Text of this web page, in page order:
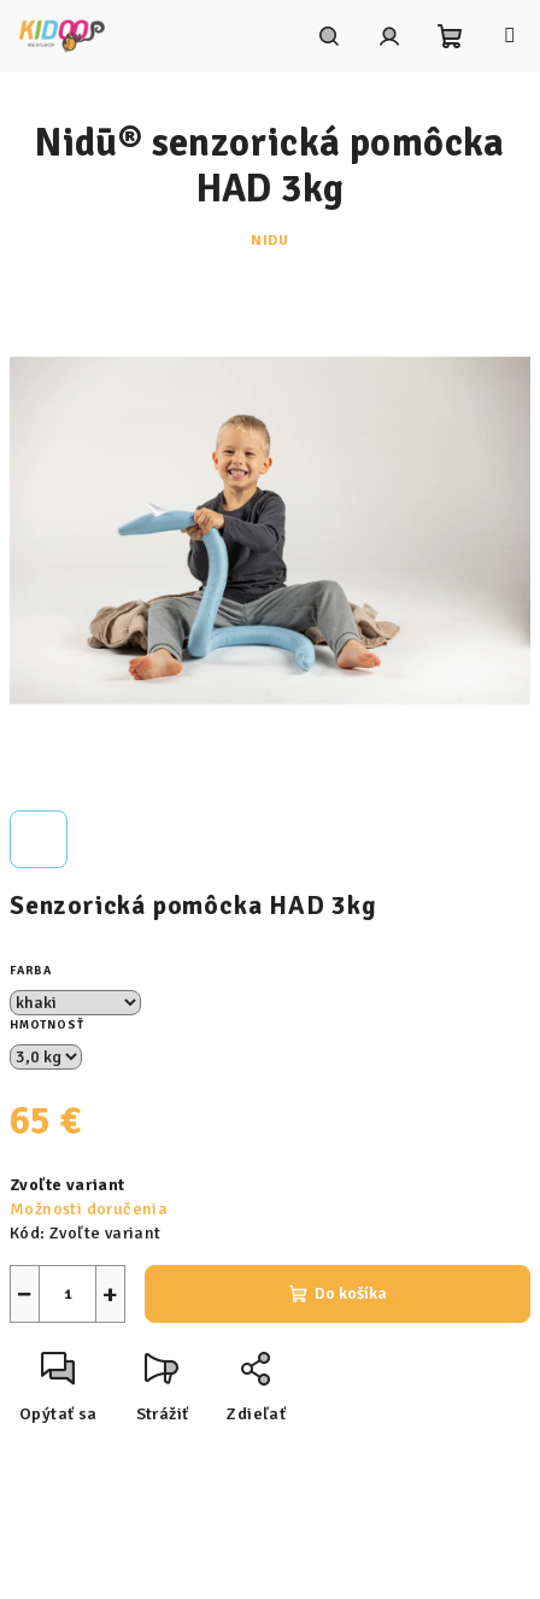
košík
Senzorická pomôcka HAD 3kg
FARBA
HMOTNOSŤ
65 €
cena:
Zvoľte variant
Možnosti doručenia
Kód: Zvoľte variant
+
− Do košíka
Opýtať sa Strážiť Zdieľať
Nidū® senzorická pomôcka
HAD 3kg
NIDU